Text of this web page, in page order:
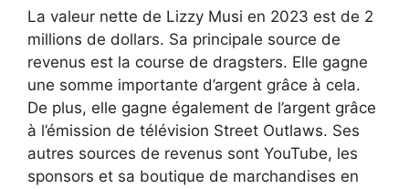
La valeur nette de Lizzy Musi en 2023 est de 2
millions de dollars. Sa principale source de
revenus est la course de dragsters. Elle gagne
une somme importante d’argent grâce à cela.
De plus, elle gagne également de l’argent grâce
à l’émission de télévision Street Outlaws. Ses
autres sources de revenus sont YouTube, les
sponsors et sa boutique de marchandises en